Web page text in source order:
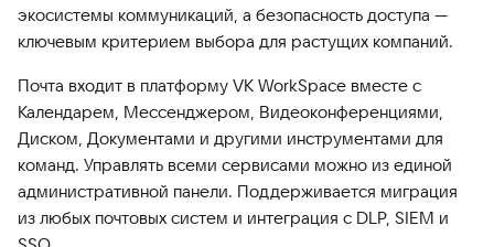
экосистемы коммуникаций, а безопасность доступа —
ключевым критерием выбора для растущих компаний.
Почта входит в платформу VK WorkSpace вместе с
Календарем, Мессенджером, Видеоконференциями,
Диском, Документами и другими инструментами для
команд. Управлять всеми сервисами можно из единой
административной панели. Поддерживается миграция
из любых почтовых систем и интеграция с DLP, SIEM и